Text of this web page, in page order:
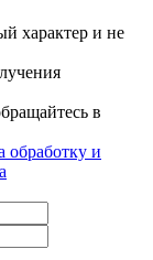
характер и не
в
обработку и